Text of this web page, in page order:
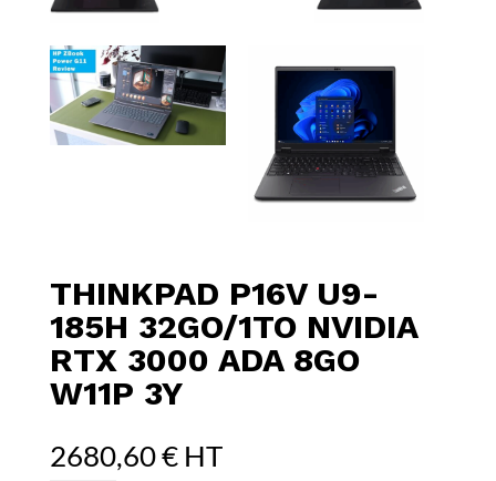
THINKPAD P16V U9-
185H 32GO/1TO NVIDIA
RTX 3000 ADA 8GO
W11P 3Y
2680,60€ HT